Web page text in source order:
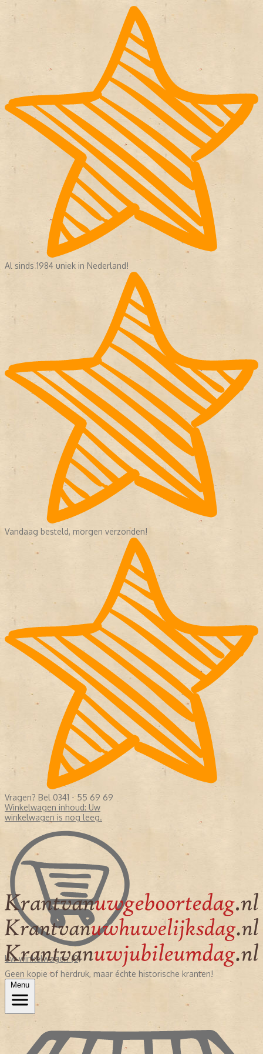
Al sinds 1984 uniek in Nederland!
Vandaag besteld, morgen verzonden!
Vragen? Bel 0341 - 55 69 69
Winkelwagen inhoud: Uw
winkelwagen is nog leeg.
Uw winkelwagen (0)
Geen kopie of herdruk, maar échte historische kranten!
Menu